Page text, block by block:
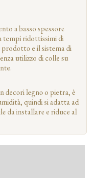
a basso spessore
tempi ridottissimi di
e il sistema di
utilizzo di colle su
decori legno o pietra, è
quindi si adatta ad
da installare e riduce al